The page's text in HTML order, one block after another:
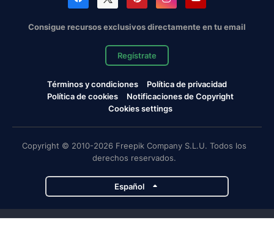
Consigue recursos exclusivos directamente en tu email
Regístrate
Términos y condiciones
Política de privacidad
Política de cookies
Notificaciones de Copyright
Cookies settings
Copyright © 2010-2026 Freepik Company S.L.U. Todos los
derechos reservados.
Español